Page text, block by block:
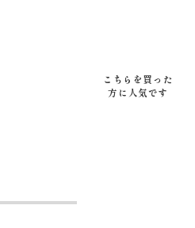
こちらを買った
方に人気です